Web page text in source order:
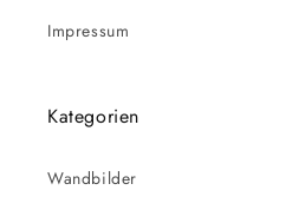
Impressum
Kategorien
Wandbilder